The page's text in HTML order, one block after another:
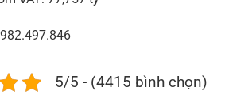
5/5 - (4415 bình chọn)